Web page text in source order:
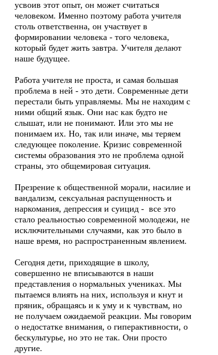
усвоив этот опыт, он может считаться
человеком. Именно поэтому работа учителя
столь ответственна, он участвует в
формировании человека - того человека,
который будет жить завтра. Учителя делают
наше будущее.
Работа учителя не проста, и самая большая
проблема в ней - это дети. Современные дети
перестали быть управляемы. Мы не находим с
ними общий язык. Они нас как будто не
слышат, или не понимают. Или это мы не
понимаем их. Но, так или иначе, мы теряем
следующее поколение. Кризис современной
системы образования это не проблема одной
страны, это общемировая ситуация.
Презрение к общественной морали, насилие и
вандализм, сексуальная распущенность и
наркомания, депрессия и суицид - все это
стало реальностью современной молодежи, не
исключительными случаями, как это было в
наше время, но распространенным явлением.
Сегодня дети, приходящие в школу,
совершенно не вписываются в наши
представления о нормальных учениках. Мы
пытаемся влиять на них, используя и кнут и
пряник, обращаясь и к уму и к чувствам, но
не получаем ожидаемой реакции. Мы говорим
о недостатке внимания, о гиперактивности, о
бескультурье, но это не так. Они просто
другие.